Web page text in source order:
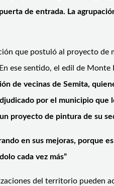
de entrada. La
que postuló al proyecto
ese sentido, el edil de
de vecinas de Semita,
por el municipio
proyecto de pintura de su
en sus mejoras, porque
cada vez más”
del territorio